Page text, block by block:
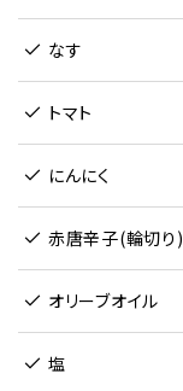
なす
トマト
にんにく
赤唐辛子(輪切り)
オリーブオイル
塩